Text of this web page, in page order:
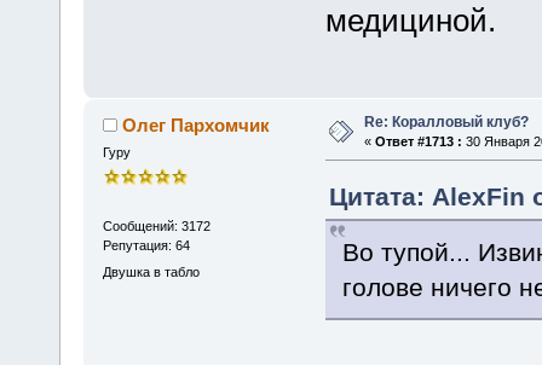
медициной.
Олег Пархомчик
Гуру
Сообщений: 3172
Репутация: 64
Двушка в табло
Re: Коралловый клуб?
« Ответ #1713 : 30 Января
Цитата: AlexFin
Во тупой...
голове ничего